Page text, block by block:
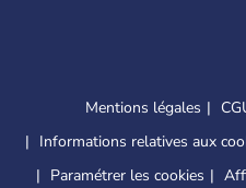
Mentions légales
Informations relatives aux
Paramétrer les cookies